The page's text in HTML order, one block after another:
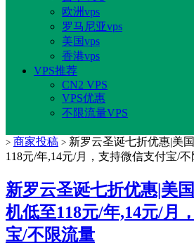
欧洲vps
罗马尼亚vps
美国vps
香港vps
VPS推荐
CN2 VPS
VPS优惠
不限流量VPS
> 商家投稿 > 新罗云圣诞七折优惠|美
118元/年,14元/月，支持微信支付宝/
新罗云圣诞七折优惠|美
机低至118元/年,14元/月
宝/不限流量